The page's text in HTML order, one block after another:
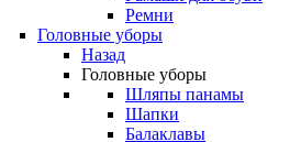
Ремни
Головные уборы
Назад
Головные уборы
Шляпы панамы
Шапки
Балаклавы